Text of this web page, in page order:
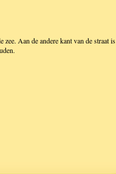
zee. Aan de andere kant van de straat is